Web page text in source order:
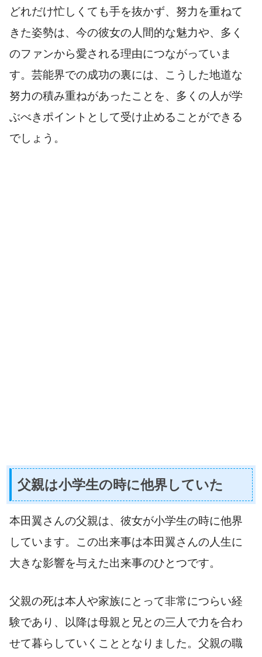
どれだけ忙しくても手を抜かず、努力を重ねて
きた姿勢は、今の彼女の人間的な魅力や、多く
のファンから愛される理由につながっていま
す。芸能界での成功の裏には、こうした地道な
努力の積み重ねがあったことを、多くの人が学
ぶべきポイントとして受け止めることができる
でしょう。
父親は小学生の時に他界していた
本田翼さんの父親は、彼女が小学生の時に他界
しています。この出来事は本田翼さんの人生に
大きな影響を与えた出来事のひとつです。
父親の死は本人や家族にとって非常につらい経
験であり、以降は母親と兄との三人で力を合わ
せて暮らしていくこととなりました。父親の職